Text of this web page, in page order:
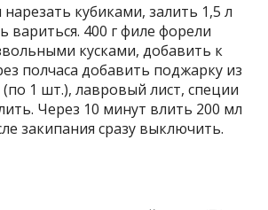
нарезать кубиками, залить 1,5 л
вариться. 400 г филе форели
кусками, добавить к
полчаса добавить поджарку из
1 шт.), лавровый лист, специи
Через 10 минут влить 200 мл
закипания сразу выключить.